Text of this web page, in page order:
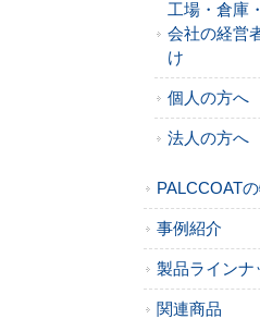
工場・倉庫
会社の経営
け
個人の方へ
法人の方へ
PALCCOAT
事例紹介
製品ラインナ
関連商品